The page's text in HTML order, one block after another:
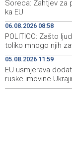
19:33
Crishock:
political
19:32
Velika
2028. godine
19:29
Španska
Maroka kao
Soreca: Zahtjev za
ka EU
06.08.2026 08:58
POLITICO: Zašto
toliko mnogo njih
05.08.2026 11:59
EU usmjerava
ruske imovine